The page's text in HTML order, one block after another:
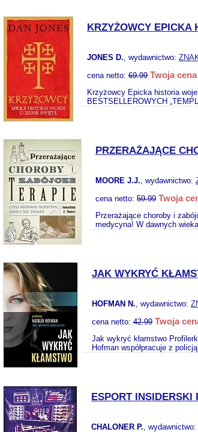
KRZYŻOWCY EPICKA
JONES D., wydawnictwo:
cena netto: 69.99 Twoja
Krzyżowcy Epicka historia
BESTSELLEROWYCH
PRZERAŻAJĄCE
MOORE J.J., wydawnictwo:
cena netto: 59.99 Twoja
Przerażające choroby i
medycyna! W dawnych
JAK WYKRYĆ
HOFMAN N., wydawnictwo:
cena netto: 42.99 Twoja
Jak wykryć kłamstwo
Hofman współpracuje z
ESPORT INSIDERSKI
CHALONER P., wydawnictwo: